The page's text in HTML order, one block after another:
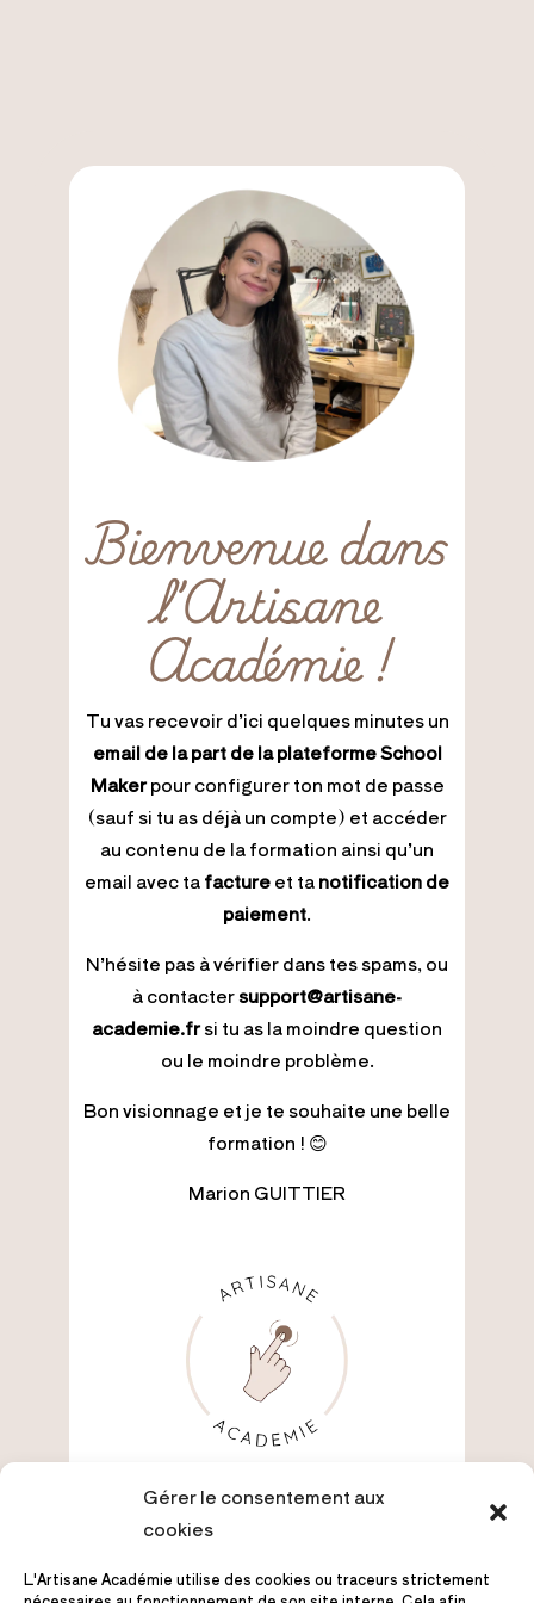
Gérer le consentement aux
cookies
L'Artisane Académie utilise des cookies ou traceurs strictement
Bienvenue dans
l’Artisane
Académie !
Tu vas recevoir d’ici quelques minutes un
email de la part de la plateforme School
Makerpour configurer ton mot de passe
(sauf si tu as déjà un compte) et accéder
au contenu de la formation ainsi qu’un
email avec tafactureet tanotification de
paiement.
N’hésite pas à vérifier dans tes spams, ou
à contactersupport@artisane-
academie.frsi tu as la moindre question
ou le moindre problème.
Bon visionnage et je te souhaite une belle
formation ! 😊
Marion GUITTIER